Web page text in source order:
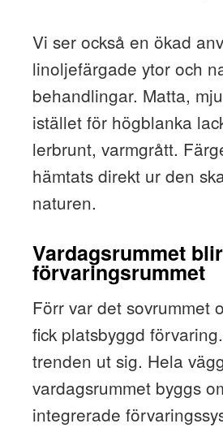
Vi ser också en ökad
linoljefärgade ytor och
behandlingar. Matta,
istället för högblanka
lerbrunt, varmgrått.
hämtats direkt ur den
naturen.
Vardagsrummet
förvaringsrummet
Förr var det sovrummet
fick platsbyggd
trenden ut sig. Hela
vardagsrummet byggs
integrerade